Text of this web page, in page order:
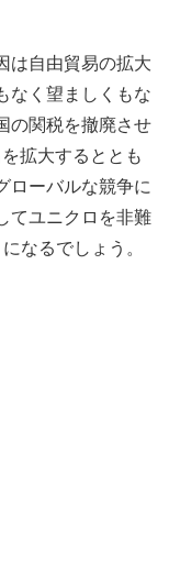
は自由貿易の拡大
なく望ましくもな
の関税を撤廃させ
拡大するととも
ローバルな競争に
てユニクロを非難
なるでしょう。